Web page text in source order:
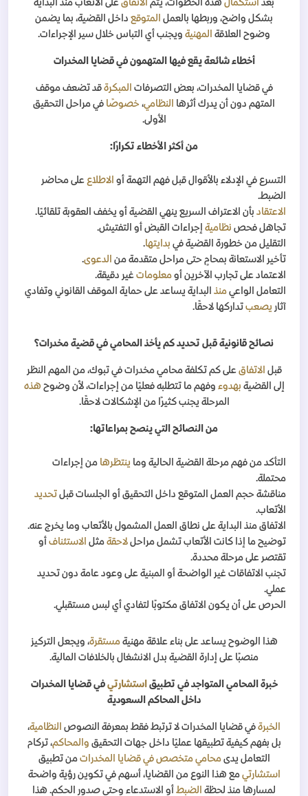
بعد استكمال هذه الخطوات، يتم الاتفاق على الأتعاب منذ البداية
بشكل واضح، وربطها بالعمل المتوقع داخل القضية، بما يضمن
وضوح العلاقة المهنية ويجنب أي التباس خلال سير الإجراءات.
أخطاء شائعة يقع فيها المتهمون في قضايا المخدرات
في قضايا المخدرات، بعض التصرفات المبكرةقد تضعف موقف
المتهم دون أن يدرك أثرها
النظامي، خصوصًا في مراحل التحقيق
الأولى.
من أكثر الأخطاء تكرارًا :
التسرع في الإدلاء بالأقوال قبل فهم التهمة أو الاطلاع على محاضر
الضبط.
الاعتقاد بأن الاعتراف السريع ينهي القضية أو يخفف العقوبة تلقائيًا.
تجاهل فحص نظامية إجراءات القبض أو التفتيش.
التقليل من خطورة القضية في بدايتها.
تأخير الاستعانة بمحامٍ حتى مراحل متقدمة من الدعوى.
الاعتماد على تجارب الآخرين أو معلومات غير دقيقة.
التعامل الواعي منذ البداية يساعد على حماية الموقف القانوني وتفادي
آثار يصعب تداركها لاحقًا.
نصائح قانونية قبل تحديد كم يأخذ المحامي في قضية مخدرات؟
قبل الاتفاقعلى كم تكلفة محامي مخدرات في تبوك، من المهم النظر
إلى القضية بهدوء وفهم ما تتطلبه فعليًا من إجراءات، لأن وضوح هذه
المرحلة يجنب كثيرًا من الإشكالات لاحقًا.
من النصائح التي ينصح بمراعاتها:
التأكد من فهم مرحلة القضية الحالية وما ينتظرها من إجراءات
محتملة.
مناقشة حجم العمل المتوقع داخل التحقيق أو الجلسات قبل تحديد
الأتعاب.
الاتفاق منذ البداية على نطاق العمل المشمول بالأتعاب وما يخرج عنه.
توضيح ما إذا كانت الأتعاب تشمل مراحل لاحقة مثل الاستئناف أو
تقتصر على مرحلة محددة.
تجنب الاتفاقات غير الواضحة أو المبنية على وعود عامة دون تحديد
عملي.
الحرص على أن يكون الاتفاق مكتوبًا لتفادي أي لبس مستقبلي.
هذا الوضوح يساعد على بناء علاقة مهنيةمستقرة، ويجعل التركيز
منصبًا على إدارة القضية بدل الانشغال بالخلافات المالية.
خبرة المحامي المتواجد في تطبيق استشارتيفي قضايا المخدرات
داخل المحاكم السعودية
الخبرة في قضايا المخدرات لا ترتبط فقط بمعرفة النصوص النظامية،
بل بفهم كيفية تطبيقها عمليًا داخل جهات التحقيق والمحاكم، تركام
التعامل يدىمحامي متخصص في قضايا المخدرات من تطبيق
استشارتيمع هذا النوع من القضايا، أسهم في تكوين رؤية واضحة
لمسارها منذ لحظة الضبط أو الاستدعاء وحتى صدور الحكم. هذا